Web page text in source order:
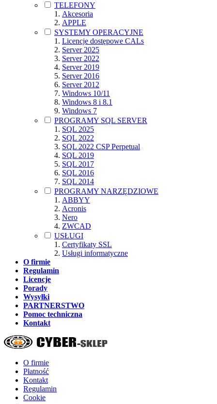
TELEFONY
Akcesoria
APPLE
SYSTEMY OPERACYJNE
Licencje dostępowe CALs
Server 2025
Server 2022
Server 2019
Server 2016
Server 2012
Windows 10/11
Windows 8 i 8.1
Windows 7
PROGRAMY SQL SERVER
SQL 2025
SQL 2022
SQL 2022 CSP Perpetual
SQL 2019
SQL 2017
SQL 2016
SQL 2014
PROGRAMY NARZĘDZIOWE
ABBYY
Acronis
Nero
ZWCAD
USŁUGI
Certyfikaty SSL
Usługi informatyczne
O firmie
Regulamin
Licencje
Porady
Wysyłki
PARTNERSTWO
Pomoc techniczna
Kontakt
O firmie
Płatność
Kontakt
Regulamin
Cookie